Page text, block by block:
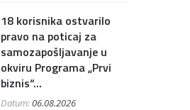
18 korisnika ostvarilo
pravo na poticaj za
samozapošljavanje u
okviru Programa „Prvi
biznis“...
Datum:06.08.2026